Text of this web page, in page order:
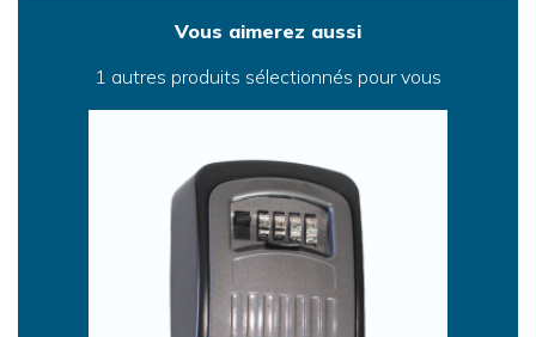
Vous aimerez aussi
1 autres produits sélectionnés pour vous